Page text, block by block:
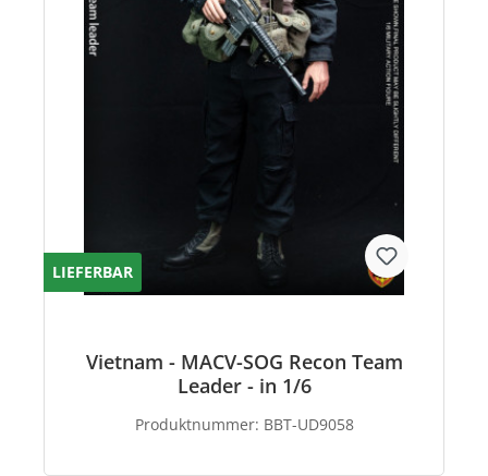
LIEFERBAR
Vietnam - MACV-SOG Recon Team
Leader - in 1/6
Produktnummer: BBT-UD9058